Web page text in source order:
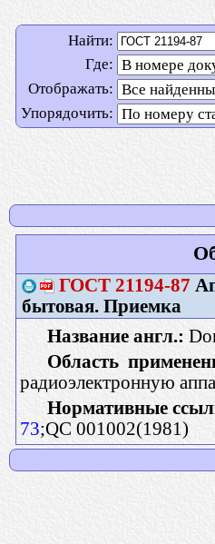
Найти:
Где:
Отображать:
Упорядочить:
ГОСТ 21194-87
бытовая. Приемка
Название англ.:
Область
радиоэлектронную
Нормативные
73;QC 001002(1981)